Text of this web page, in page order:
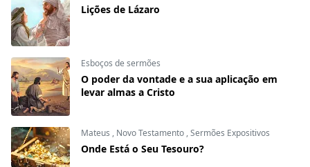
Lições de Lázaro
Esboços de sermões
O poder da vontade e a sua aplicação em
levar almas a Cristo
Mateus , Novo Testamento ,Sermões Expositivos
Onde Está o Seu Tesouro?